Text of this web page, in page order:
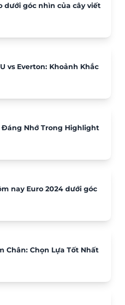
dưới góc nhìn của cây viết
vs Everton: Khoảnh Khắc
Nhớ Trong Highlight
nay Euro 2024 dưới góc
Chân: Chọn Lựa Tốt Nhất